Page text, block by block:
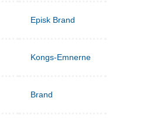
Episk Brand
Kongs-Emnerne
Brand